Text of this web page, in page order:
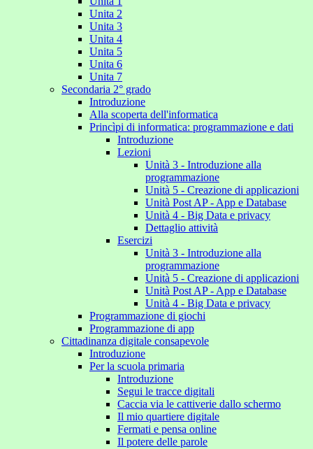
Unita 2
Unita 3
Unita 4
Unita 5
Unita 6
Unita 7
Secondaria 2° grado
Introduzione
Alla scoperta dell'informatica
Princìpi di informatica: programmazione e dati
Introduzione
Lezioni
Unità 3 - Introduzione alla
programmazione
Unità 5 - Creazione di applicazioni
Unità Post AP - App e Database
Unità 4 - Big Data e privacy
Dettaglio attività
Esercizi
Unità 3 - Introduzione alla
programmazione
Unità 5 - Creazione di applicazioni
Unità Post AP - App e Database
Unità 4 - Big Data e privacy
Programmazione di giochi
Programmazione di app
Cittadinanza digitale consapevole
Introduzione
Per la scuola primaria
Introduzione
Segui le tracce digitali
Caccia via le cattiverie dallo schermo
Il mio quartiere digitale
Fermati e pensa online
Il potere delle parole